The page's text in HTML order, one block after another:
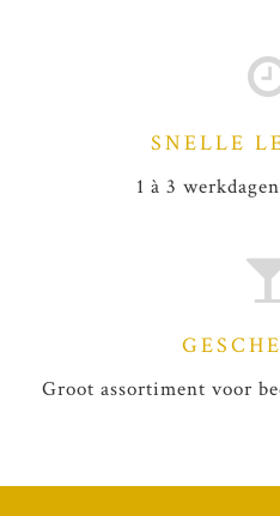
SNELLE
1 à 3
Groot assortiment voor